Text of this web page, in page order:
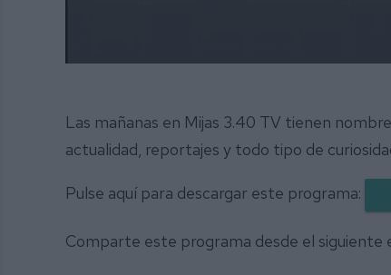
1
hour,
minutes,
seconds
Volume
90%
Las mañanas en Mijas 3.40 TV tienen
actualidad, reportajes y todo tipo de
Pulse aquí para descargar este programa:
Comparte este programa desde el siguiente